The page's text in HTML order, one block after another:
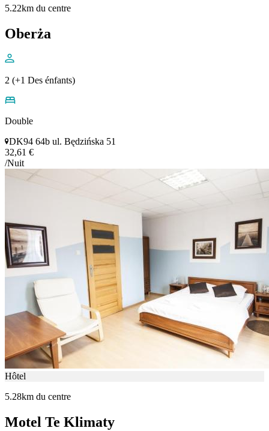
5.22km du centre
Oberża
2 (+1 Des énfants)
Double
DK94 64b ul. Będzińska 51
32,61 €
/Nuit
Hôtel
5.28km du centre
Motel Te Klimaty